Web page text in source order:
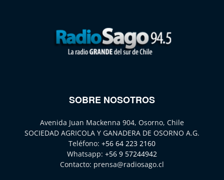
SOBRE NOSOTROS
Avenida Juan Mackenna 904, Osorno, Chile
SOCIEDAD AGRICOLA Y GANADERA DE OSORNO A.G.
Teléfono: +56 64 223 2160
Whatsapp: +56 9 57244942
Contacto: prensa@radiosago.cl